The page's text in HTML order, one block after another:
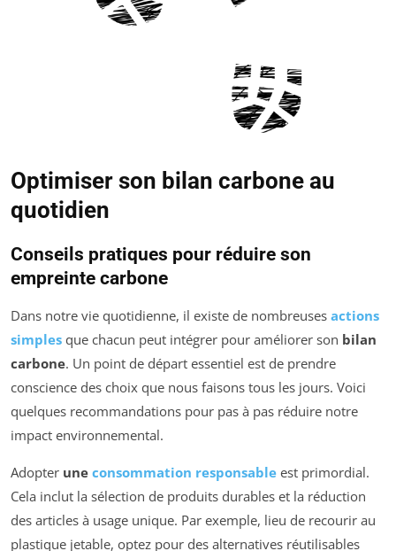
Optimiser son bilan carbone au
quotidien
Conseils pratiques pour réduire son
empreinte carbone
Dans notre vie quotidienne, il existe de nombreuses actions
simples que chacun peut intégrer pour améliorer son bilan
carbone. Un point de départ essentiel est de prendre
conscience des choix que nous faisons tous les jours. Voici
quelques recommandations pour pas à pas réduire notre
impact environnemental.
Adopter une consommation responsable est primordial.
Cela inclut la sélection de produits durables et la réduction
des articles à usage unique. Par exemple, lieu de recourir au
plastique jetable, optez pour des alternatives réutilisables